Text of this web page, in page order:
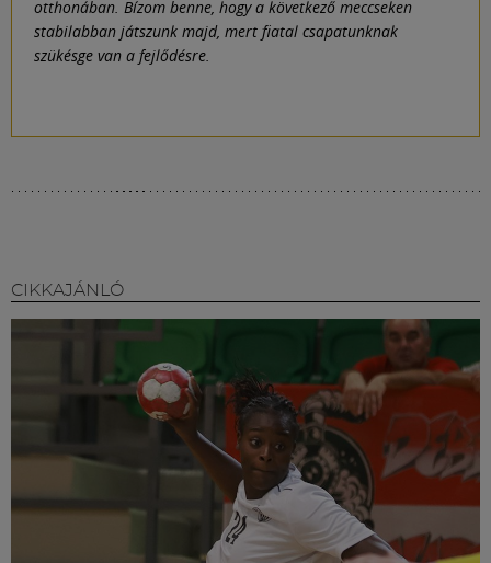
otthonában. Bízom benne, hogy a következő meccseken
stabilabban játszunk majd, mert fiatal csapatunknak
szükésge van a fejlődésre.
CIKKAJÁNLÓ